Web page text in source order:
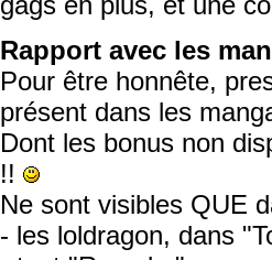
Rapport avec les
Pour être honnête,
présent dans les
Dont les bonus non
!!
Ne sont visibles QUE
- les loldragon, dans